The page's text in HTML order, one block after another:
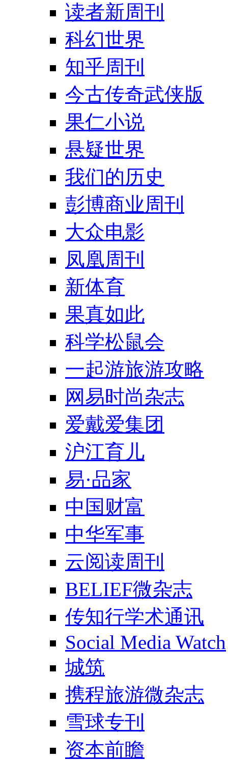
读者新周刊
科幻世界
知乎周刊
今古传奇武侠版
果仁小说
悬疑世界
我们的历史
彭博商业周刊
大众电影
凤凰周刊
新体育
果真如此
科学松鼠会
一起游旅游攻略
网易时尚杂志
爱戴爱集团
沪江育儿
易·品家
中国财富
中华军事
云阅读周刊
BELIEF微杂志
传知行学术通讯
Social Media Watch
城筑
携程旅游微杂志
雪球专刊
资本前瞻